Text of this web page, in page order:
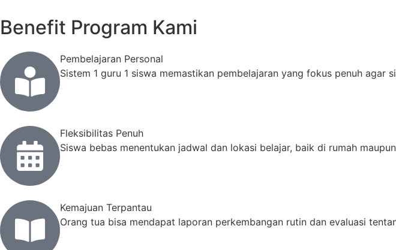
Benefit Program Kami
Pembelajaran Personal
Sistem 1 guru 1 siswa memastikan pembelajaran yang fokus penuh agar
Fleksibilitas Penuh
Siswa bebas menentukan jadwal dan lokasi belajar, baik di rumah
Kemajuan Terpantau
Orang tua bisa mendapat laporan perkembangan rutin dan evaluasi